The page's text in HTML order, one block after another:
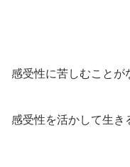
感受性に苦しむことが
感受性を活かして生き